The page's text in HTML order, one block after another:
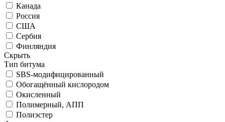
Канада
Россия
США
Сербия
Финляндия
Скрыть
Тип битума
SBS-модифицированный
Обогащённый кислородом
Окисленный
Полимерный, АПП
Полиэстер